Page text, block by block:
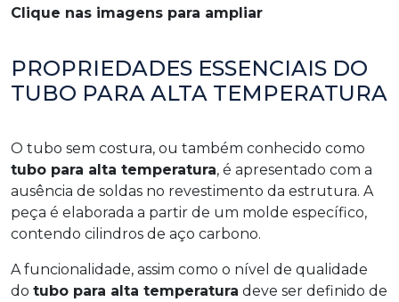
Clique nas imagens para ampliar
PROPRIEDADES ESSENCIAIS DO
TUBO PARA ALTA TEMPERATURA
O tubo sem costura, ou também conhecido como
tubo para alta temperatura, é apresentado com a
ausência de soldas no revestimento da estrutura. A
peça é elaborada a partir de um molde específico,
contendo cilindros de aço carbono.
A funcionalidade, assim como o nível de qualidade
do tubo para alta temperatura deve ser definido de